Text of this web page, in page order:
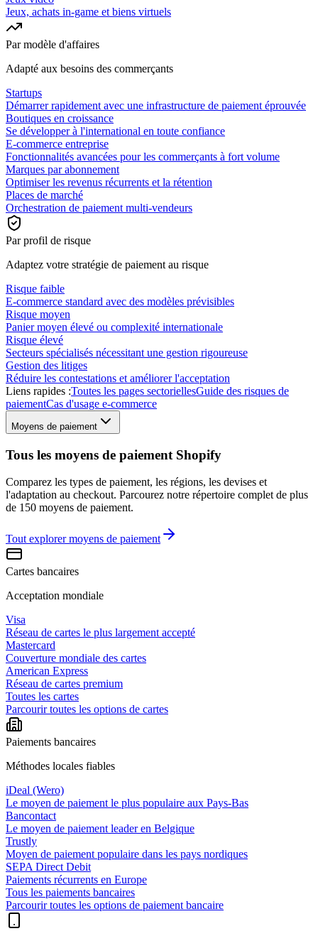
Jeux, achats in-game et biens virtuels
Par modèle d'affaires
Adapté aux besoins des commerçants
Startups
Démarrer rapidement avec une infrastructure de paiement éprouvée
Boutiques en croissance
Se développer à l'international en toute confiance
E-commerce entreprise
Fonctionnalités avancées pour les commerçants à fort volume
Marques par abonnement
Optimiser les revenus récurrents et la rétention
Places de marché
Orchestration de paiement multi-vendeurs
Par profil de risque
Adaptez votre stratégie de paiement au risque
Risque faible
E-commerce standard avec des modèles prévisibles
Risque moyen
Panier moyen élevé ou complexité internationale
Risque élevé
Secteurs spécialisés nécessitant une gestion rigoureuse
Gestion des litiges
Réduire les contestations et améliorer l'acceptation
Liens rapides :Toutes les pages sectoriellesGuide des risques de
paiementCas d'usage e-commerce
Moyens de paiement
Tous les moyens de paiement Shopify
Comparez les types de paiement, les régions, les devises et
l'adaptation au checkout. Parcourez notre répertoire complet de plus
de 150 moyens de paiement.
Tout explorer moyens de paiement
Cartes bancaires
Acceptation mondiale
Visa
Réseau de cartes le plus largement accepté
Mastercard
Couverture mondiale des cartes
American Express
Réseau de cartes premium
Toutes les cartes
Parcourir toutes les options de cartes
Paiements bancaires
Méthodes locales fiables
iDeal (Wero)
Le moyen de paiement le plus populaire aux Pays-Bas
Bancontact
Le moyen de paiement leader en Belgique
Trustly
Moyen de paiement populaire dans les pays nordiques
SEPA Direct Debit
Paiements récurrents en Europe
Tous les paiements bancaires
Parcourir toutes les options de paiement bancaire